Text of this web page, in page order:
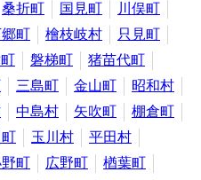
桑折町 国見町
川俣町
町 檜枝岐村
只見町
磐梯町
猪苗代町
三島町 金山町
昭和村
中島村 矢吹町
棚倉町
玉川村
平田村
町 広野町
楢葉町